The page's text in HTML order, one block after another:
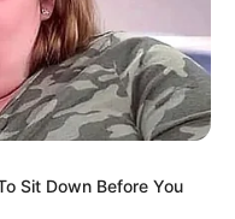
Sit Down Before You